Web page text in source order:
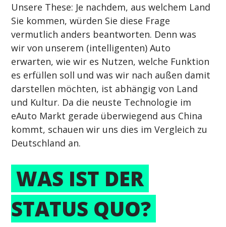
Unsere These: Je nachdem, aus welchem Land
Sie kommen, würden Sie diese Frage
vermutlich anders beantworten. Denn was
wir von unserem (intelligenten) Auto
erwarten, wie wir es Nutzen, welche Funktion
es erfüllen soll und was wir nach außen damit
darstellen möchten, ist abhängig von Land
und Kultur. Da die neuste Technologie im
eAuto Markt gerade überwiegend aus China
kommt, schauen wir uns dies im Vergleich zu
Deutschland an.
WAS IST DER
STATUS QUO?